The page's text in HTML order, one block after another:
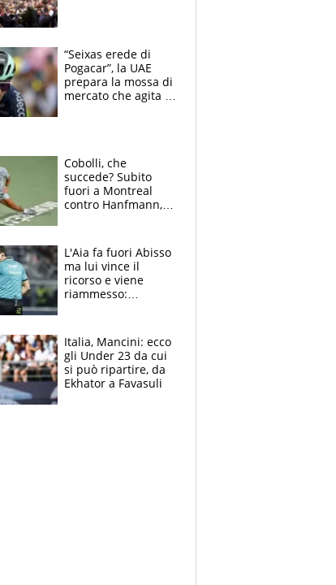
“Seixas erede di
Pogacar”, la UAE
prepara la mossa di
mercato che agita la
Cobolli, che
succede? Subito
fuori a Montreal
contro Hanfmann,
L'Aia fa fuori Abisso
ma lui vince il
ricorso e viene
riammesso:
Italia, Mancini: ecco
gli Under 23 da cui
si può ripartire, da
Ekhator a Favasuli